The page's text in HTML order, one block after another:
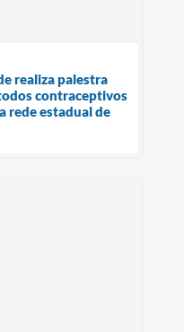
realiza palestra
contraceptivos
rede estadual de